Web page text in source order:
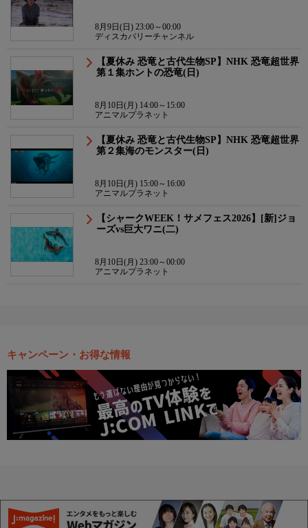
8月9日(日) 23:00～00:00
ディスカバリーチャンネル
【夏休み 恐竜と古代生物SP】NHK 恐竜超世界
第１集ホントの恐竜(日)
8月10日(月) 14:00～15:00
アニマルプラネット
【夏休み 恐竜と古代生物SP】NHK 恐竜超世界
第２集海のモンスター(日)
8月10日(月) 15:00～16:00
アニマルプラネット
【シャークWEEK！サメフェス2026】[新]ジョ
ーズvs巨大ワニ(二)
8月10日(月) 23:00～00:00
アニマルプラネット
キャンペーン・お得な情報